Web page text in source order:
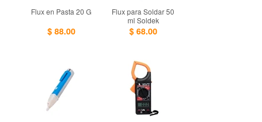
Flux en Pasta 20 G
$ 88.00
Flux para Soldar 50
ml Soldek
$ 68.00